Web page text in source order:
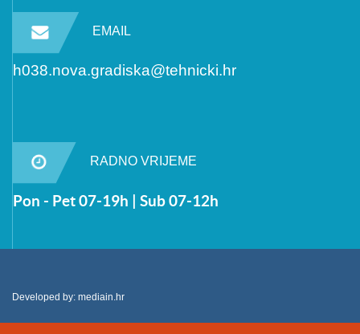
EMAIL
h038.nova.gradiska@tehnicki.hr
RADNO VRIJEME
Pon - Pet 07-19h | Sub 07-12h
Developed by: mediain.hr